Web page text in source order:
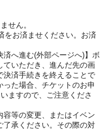
せん。
をお済ませください。お済
へ進む(外部ページへ)】ボ
ていただき、進んだ先の画
決済手続きを終えることで
た場合、チケットのお申
ますので、ご注意くださ
等の変更、またはイベン
了承ください。その際の対